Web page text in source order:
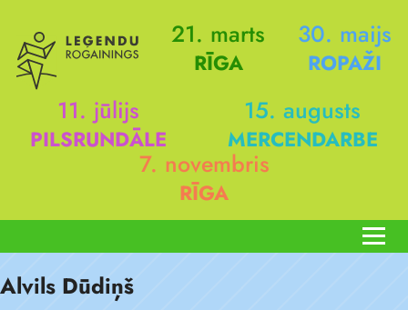
21. marts
RĪGA
30. maijs
ROPAŽI
11. jūlijs
PILSRUNDĀLE
15. augusts
MERCENDARBE
7. novembris
RĪGA
Alvils Dūdiņš